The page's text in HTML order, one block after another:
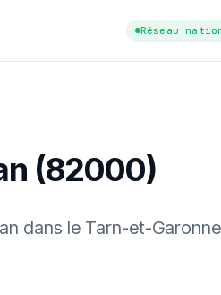
Réseau
(82000)
dans le Tarn-et-